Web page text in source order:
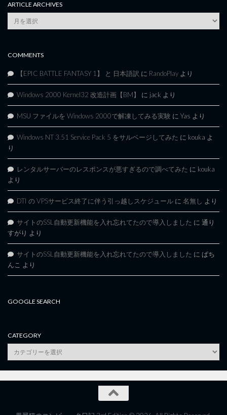
ARTICLE ARCHIVES
Article
Archives
COMMENTS
【EPIC BATTLE FANTASY 1】 と 日本語訳 に RandoPlay より
Windows 2000 Kernel32 改造計画【BM】 に jack より
MSU ファイルを Windows 2000で解凍してみる実験 に Yas より
Windows NT 3.51 Service Pack 5 をサルベージしてみた に kouka よ
り
レンタルサーバーのレスポンスが悪すぎるので調べてみた に kouka
より
DTI の VPSサービス終了に伴う引っ越しスケジュール に 名無し より
サイトのSSL自動更新機能を入れ忘れてたので導入しました に 通り
すがり より
サイトのSSL自動更新機能を入れ忘れてたので導入しました に ぱち
んこ より
GOOGLE SEARCH
CATEGORY
category